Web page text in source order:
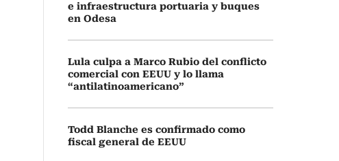
e infraestructura portuaria y buques
en Odesa
Lula culpa a Marco Rubio del conflicto
comercial con EEUU y lo llama
“antilatinoamericano”
Todd Blanche es confirmado como
fiscal general de EEUU